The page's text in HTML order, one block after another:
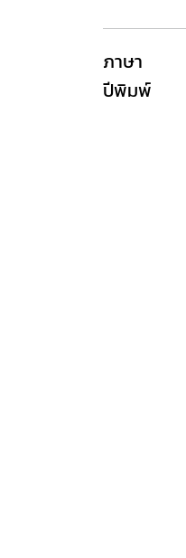
ภาษา
ปีพิมพ์